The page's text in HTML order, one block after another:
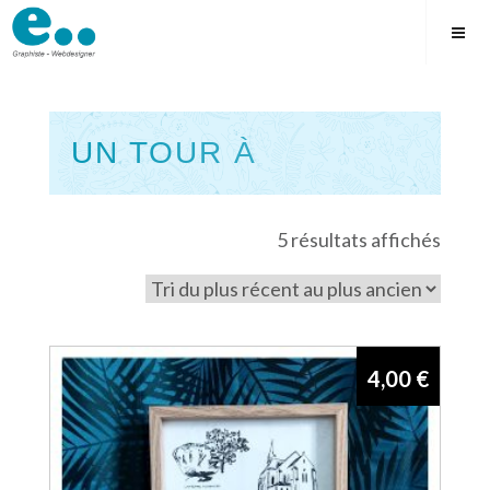
Skip
to
UN TOUR À
Square5 résultats affichés
plus
4,00 €